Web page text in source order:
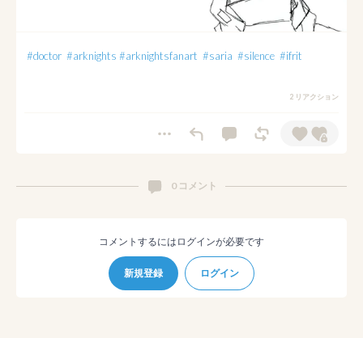
#doctor #arknights #arknightsfanart #saria #silence #ifrit
2 リアクション
0 コメント
コメントするにはログインが必要です
新規登録 ログイン